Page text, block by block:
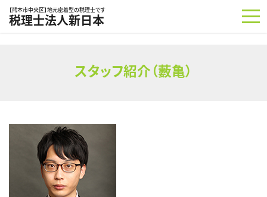
コンテンツへスキップ
【熊本市中央区】地元密着型の税理士です
税理士法人新日本
スタッフ紹介（藪亀）